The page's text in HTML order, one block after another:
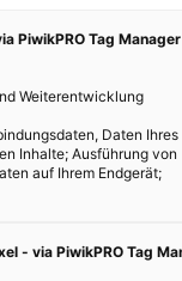
PiwikPRO Tag Manager
Weiterentwicklung
Daten Ihres
Inhalte; Ausführung von
auf Ihrem Endgerät;
- via PiwikPRO Tag